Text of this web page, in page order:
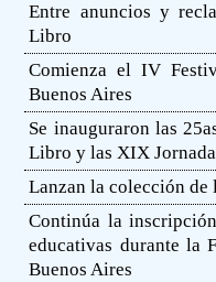
Entre anuncios y
Libro
Comienza el IV
Buenos Aires
Se inauguraron las
Libro y las XIX
Lanzan la colección
Continúa la
educativas durante la
Buenos Aires